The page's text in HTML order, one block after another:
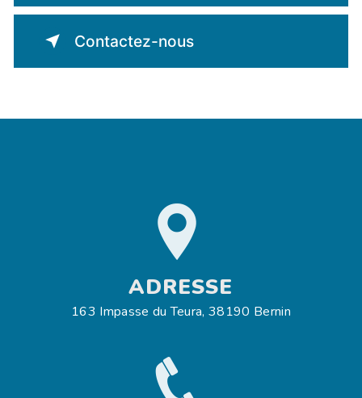
Contactez-nous
ADRESSE
163 Impasse du Teura, 38190 Bernin